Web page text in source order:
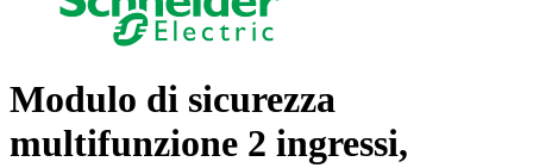
Modulo di sicurezza
multifunzione 2 ingressi,